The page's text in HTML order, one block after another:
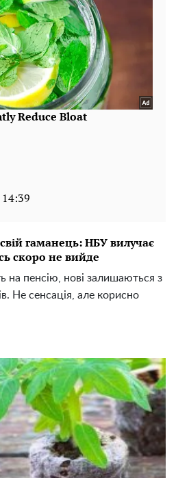
гаманець: НБУ вилучає
скоро не вийде
на пенсію, нові залишаються з
Не сенсація, але корисно